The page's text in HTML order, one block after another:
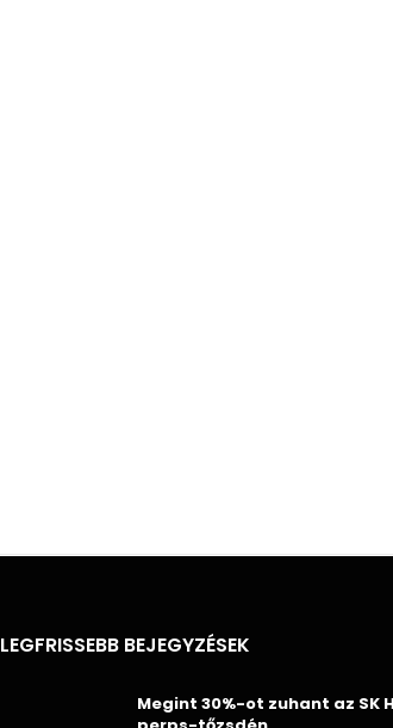
LEGFRISSEBB BEJEGYZÉSEK
Megint 30%-ot zuhant az SK